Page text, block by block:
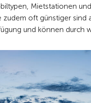
Mietstationen
oft günstiger sind
und können durch